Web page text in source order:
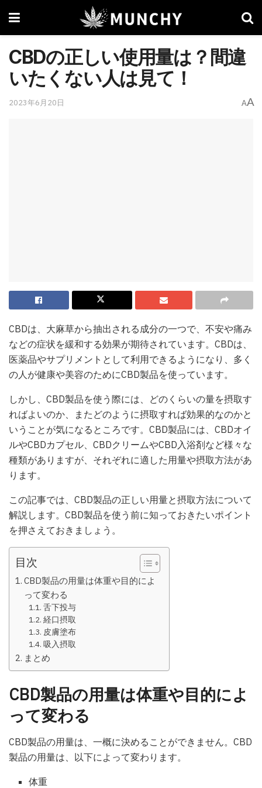
CBDの正しい使用量は？間違
いたくない人は見て！
2023年6月20日 AA
CBDは、大麻草から抽出される成分の一つで、不安や痛み
などの症状を緩和する効果が期待されています。CBDは、
医薬品やサプリメントとして利用できるようになり、多く
の人が健康や美容のためにCBD製品を使っています。
しかし、CBD製品を使う際には、どのくらいの量を摂取す
ればよいのか、またどのように摂取すれば効果的なのかと
いうことが気になるところです。CBD製品には、CBDオイ
ルやCBDカプセル、CBDクリームやCBD入浴剤など様々な
種類がありますが、それぞれに適した用量や摂取方法があ
ります。
この記事では、CBD製品の正しい用量と摂取方法について
解説します。CBD製品を使う前に知っておきたいポイント
を押さえておきましょう。
目次
CBD製品の用量は体重や目的によ
って変わる
舌下投与
経口摂取
皮膚塗布
吸入摂取
まとめ
CBD製品の用量は体重や目的によ
って変わる
CBD製品の用量は、一概に決めることができません。CBD
製品の用量は、以下によって変わります。
体重